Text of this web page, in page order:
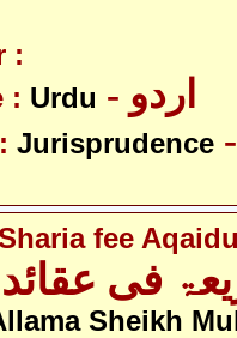
:
: Urdu - اردو
Jurisprudence
fee
فی عقائد
Sheikh